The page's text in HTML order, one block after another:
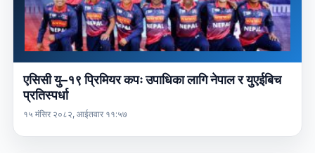
एसिसी यु–१९ प्रिमियर कपः उपाधिका लागि नेपाल र युएईबिच
प्रतिस्पर्धा
१५ मंसिर २०८२, आईतवार ११:५७